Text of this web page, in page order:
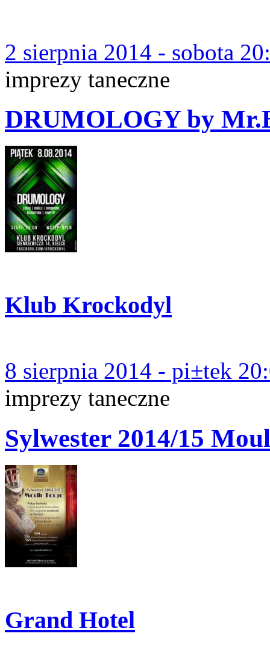
2 sierpnia 2014 - sobota
imprezy taneczne
DRUMOLOGY by
Klub Krockodyl
8 sierpnia 2014 - pi±tek
imprezy taneczne
Sylwester 2014/15
Grand Hotel